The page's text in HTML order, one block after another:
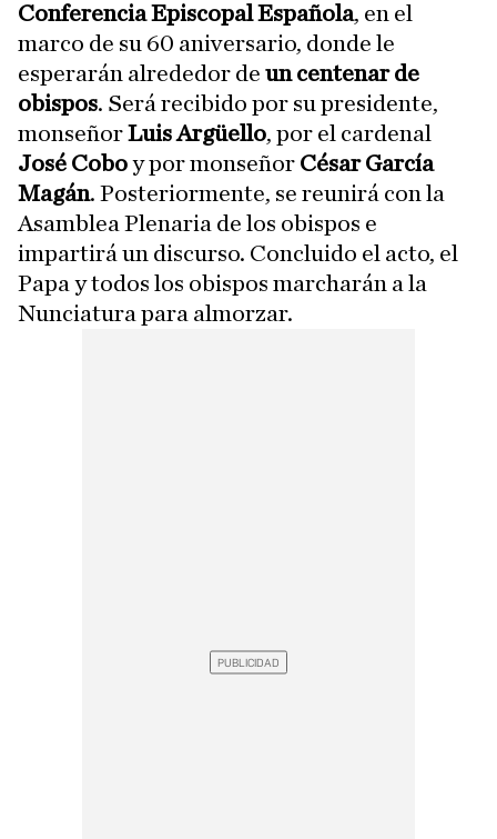
Conferencia Episcopal Española, en el
marco de su 60 aniversario, donde le
esperarán alrededor de un centenar de
obispos. Será recibido por su presidente,
monseñorLuis Argüello, por el cardenal
José Coboy por monseñor César García
Magán. Posteriormente, se reunirá con la
Asamblea Plenaria de los obispos e
impartirá un discurso. Concluido el acto, el
Papa y todos los obispos marcharán a la
Nunciatura para almorzar.